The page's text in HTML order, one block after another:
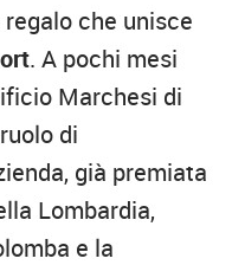
che unisce
. A pochi mesi
Marchesi di
di
già premiata
Lombardia,
e la